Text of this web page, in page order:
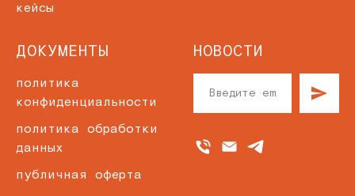
кейсы
ДОКУМЕНТЫ
политика
конфиденциальности
политика обработки
данных
публичная оферта
НОВОСТИ